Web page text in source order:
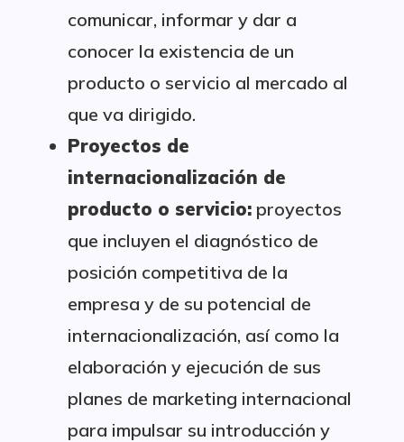
comunicar, informar y dar a
conocer la existencia de un
producto o servicio al mercado al
que va dirigido.
Proyectos de
internacionalización de
producto o servicio: proyectos
que incluyen el diagnóstico de
posición competitiva de la
empresa y de su potencial de
internacionalización, así como la
elaboración y ejecución de sus
planes de marketing internacional
para impulsar su introducción y